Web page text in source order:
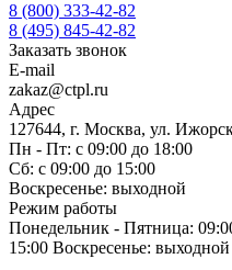
8 (800) 333-42-82
8 (495) 845-42-82
Заказать звонок
E-mail
zakaz@ctpl.ru
Адрес
127644, г. Москва, ул.
Пн - Пт: с 09:00 до 18:00
Сб: с 09:00 до 15:00
Воскресенье: выходной
Режим работы
Понедельник - Пятница:
15:00 Воскресенье: выходной